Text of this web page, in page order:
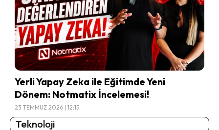
Yerli Yapay Zeka ile Eğitimde Yeni
Dönem: Notmatix İncelemesi!
23 TEMMUZ 2026 | 12:15
Teknoloji